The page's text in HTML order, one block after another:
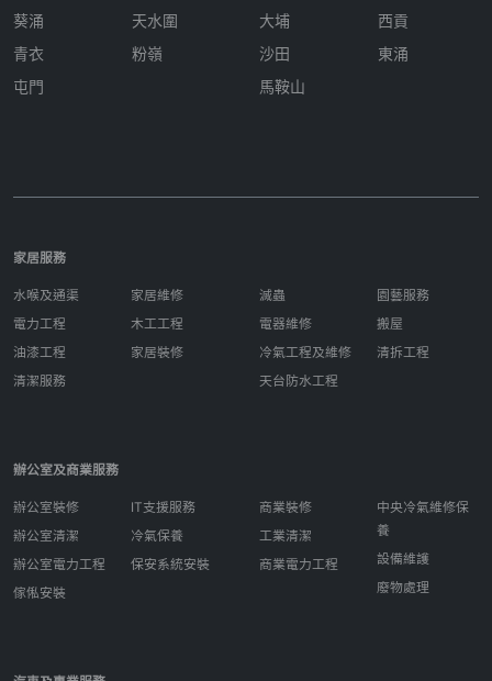
葵涌
青衣
屯門
天水圍
粉嶺
大埔
沙田
馬鞍山
西貢
東涌
家居服務
水喉及通渠
電力工程
油漆工程
清潔服務
家居維修
木工工程
家居裝修
滅蟲
電器維修
冷氣工程及維修
天台防水工程
園藝服務
搬屋
清拆工程
辦公室及商業服務
辦公室裝修
辦公室清潔
辦公室電力工程
傢俬安裝
IT支援服務
冷氣保養
保安系統安裝
商業裝修
工業清潔
商業電力工程
中央冷氣維修保
養
設備維護
廢物處理